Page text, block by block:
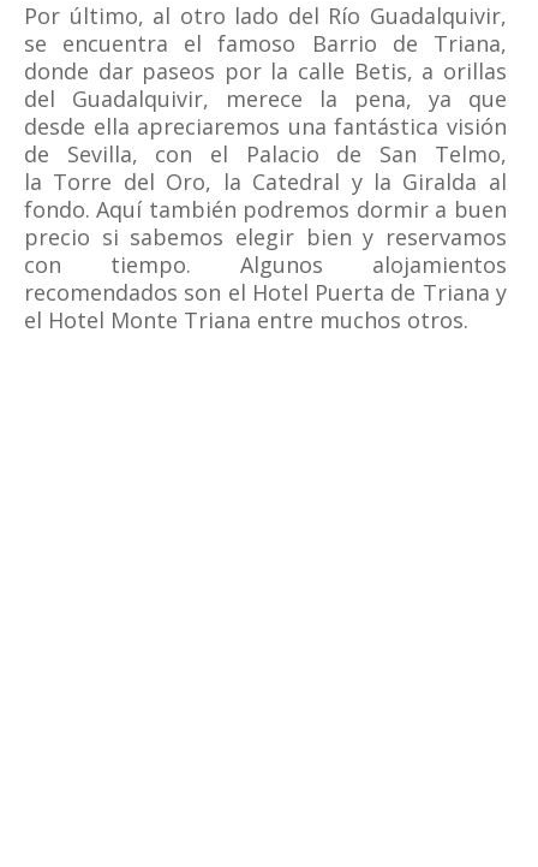
Por último, al otro lado del Río Guadalquivir,
se encuentra el famoso Barrio de Triana,
donde dar paseos por la calle Betis, a orillas
del Guadalquivir, merece la pena, ya que
desde ella apreciaremos una fantástica visión
de Sevilla, con el Palacio de San Telmo,
la Torre del Oro, la Catedral y la Giralda al
fondo. Aquí también podremos dormir a buen
precio si sabemos elegir bien y reservamos
con tiempo. Algunos alojamientos
recomendados son el Hotel Puerta de Triana y
el Hotel Monte Triana entre muchos otros.